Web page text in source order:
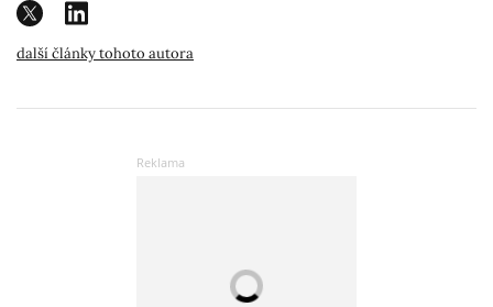
další články tohoto autora